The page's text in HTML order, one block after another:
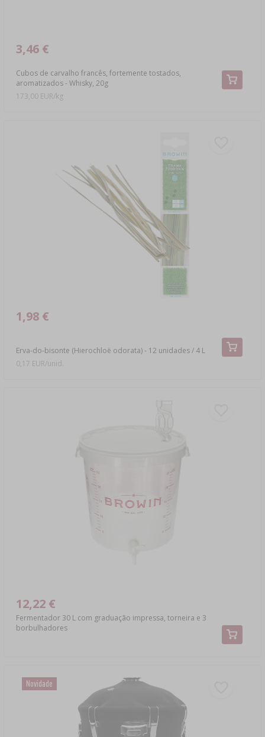
Cubos de carvalho francês, fortemente tostados,
aromatizados - Whisky, 20g
3,46 €
173,00 EUR/kg
Erva-do-bisonte (Hierochloë odorata) - 12 unidades / 4 L
1,98 €
0,17 EUR/unid.
Fermentador 30 L com graduação impressa, torneira e 3
borbulhadores
12,22 €
Novidade